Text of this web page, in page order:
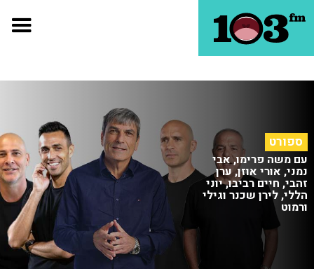
ספורט
עם משה פרימו, אבי
נמני, אורי אוזן, ערן
זהבי, חיים רביבו, יוני
הללי, לירן שכנר וגילי
ורמוט